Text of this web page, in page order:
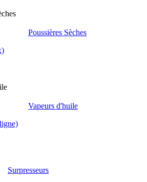
Poussières Sèches
Vapeurs d'huile
Surpresseurs